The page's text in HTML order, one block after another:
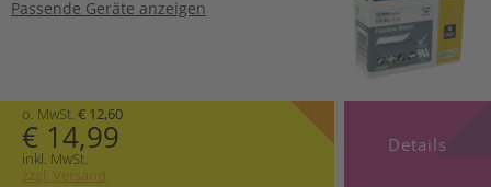
Passende Geräte anzeigen
o. MwSt. € 12,60
€ 14,99
inkl. MwSt.
zzgl. Versand
Details